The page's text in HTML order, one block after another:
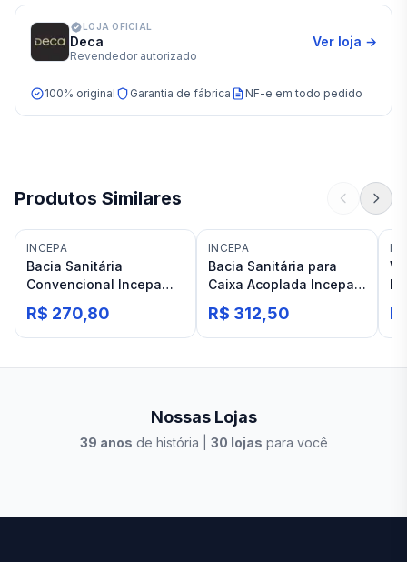
LOJA OFICIAL
Deca
Revendedor autorizado
Ver loja →
100% original Garantia de fábrica NF-e em todo pedido
Produtos Similares
INCEPA
Bacia Sanitária
Convencional Incepa
Zip Branco
R$ 270,80
INCEPA
Bacia Sanitária para
Caixa Acoplada Incepa
Zip Branco
R$ 312,50
Nossas Lojas
39 anos de história | 30 lojas para você